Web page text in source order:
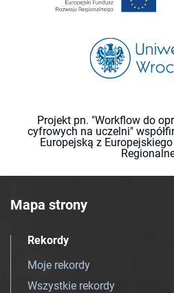
Projekt pn. "Workflow do
cyfrowych na uczelni"
Europejską z
Mapa strony
Rekordy
Moje rekordy
Wszystkie rekordy